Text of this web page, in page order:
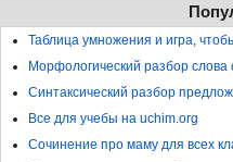
Таблица умножения и игра,
Морфологический разбор
Синтаксический разбор
Все для учебы на uchim.org
Сочинение про маму для всех